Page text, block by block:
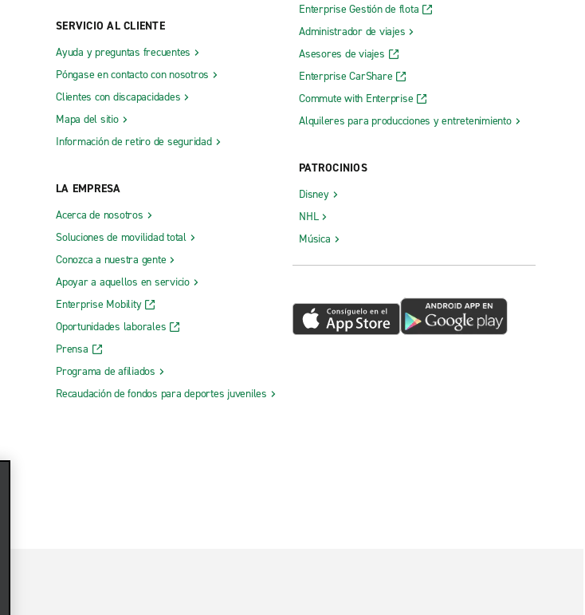
SERVICIO AL CLIENTE
Ayuda y preguntas frecuentes
Póngase en contacto con nosotros
Clientes con discapacidades
Mapa del sitio
Información de retiro de seguridad
LA EMPRESA
Acerca de nosotros
Soluciones de movilidad total
Conozca a nuestra gente
Apoyar a aquellos en servicio
Enterprise Mobility
Oportunidades laborales
Prensa
Programa de afiliados
Recaudación de fondos para deportes juveniles
Enterprise Gestión de flota
Administrador de viajes
Asesores de viajes
Enterprise CarShare
Commute with Enterprise
Alquileres para producciones y entretenimiento
PATROCINIOS
Disney
NHL
Música